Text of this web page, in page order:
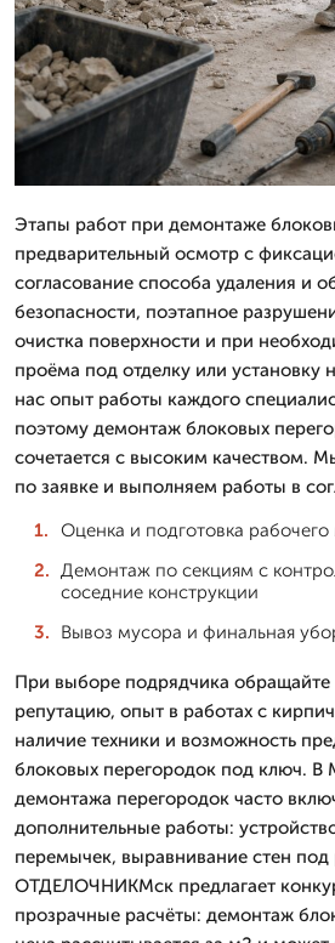
Этапы работ при демонтаже
предварительный осмотр с
согласование способа удаления и
безопасности, поэтапное
очистка поверхности и при
проёма под отделку или установку
нас опыт работы каждого
поэтому демонтаж блоковых
сочетается с высоким качеством.
по заявке и выполняем работы в
Оценка и подготовка рабочего
Демонтаж по секциям с
соседние конструкции
Вывоз мусора и финальная
При выборе подрядчика обращайте
репутацию, опыт в работах с
наличие техники и возможность
блоковых перегородок под ключ. В
демонтажа перегородок часто
дополнительные работы:
перемычек, выравнивание стен
ОТДЕЛОЧНИКМск предлагает
прозрачные расчёты: демонтаж